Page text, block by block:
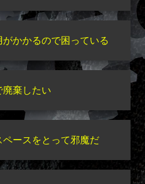
かかるので困っている
棄したい
ースをとって邪魔だ